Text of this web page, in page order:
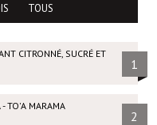
TOUS
CITRONNÉ, SUCRÉ ET
1
TO'A MARAMA
2